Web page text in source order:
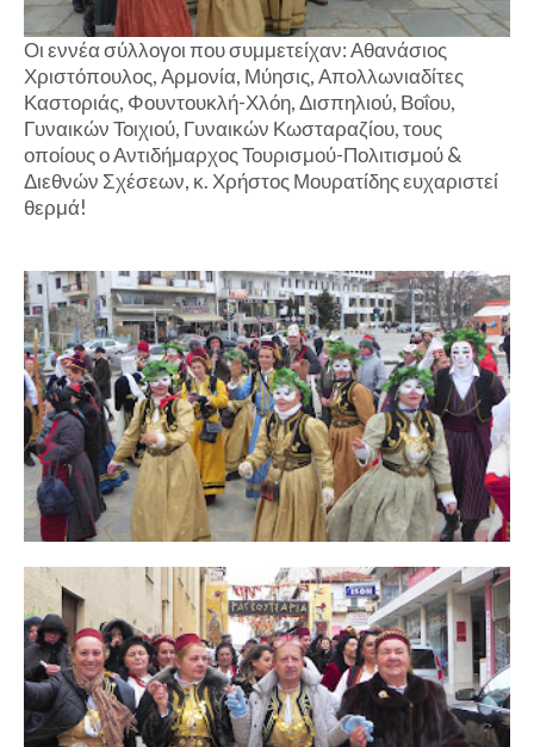
Οι εννέα σύλλογοι που συμμετείχαν: Αθανάσιος
Χριστόπουλος, Αρμονία, Μύησις, Απολλωνιαδίτες
Καστοριάς, Φουντουκλή-Χλόη, Δισπηλιού, Βοΐου,
Γυναικών Τοιχιού, Γυναικών Κωσταραζίου, τους
οποίους ο Αντιδήμαρχος Τουρισμού-Πολιτισμού &
Διεθνών Σχέσεων, κ. Χρήστος Μουρατίδης ευχαριστεί
θερμά!